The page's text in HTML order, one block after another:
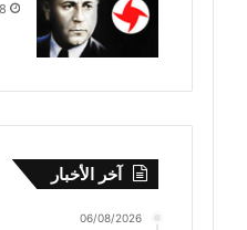
آخر الأخبار
06/08/2026